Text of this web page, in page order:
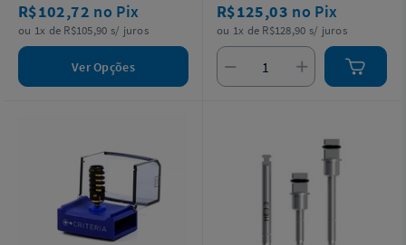
R$102,72 no Pix
ou 1x de R$105,90 s/ juros
Ver Opções
R$125,03 no Pix
ou 1x de R$128,90 s/ juros